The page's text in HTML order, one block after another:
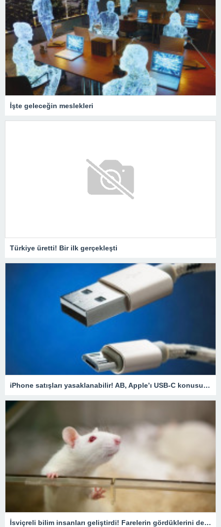
İşte geleceğin meslekleri
Türkiye üretti! Bir ilk gerçekleşti
iPhone satışları yasaklanabilir! AB, Apple’ı USB-C konusunda uyardı
İsviçreli bilim insanları geliştirdi! Farelerin gördüklerini deşifre ediyor